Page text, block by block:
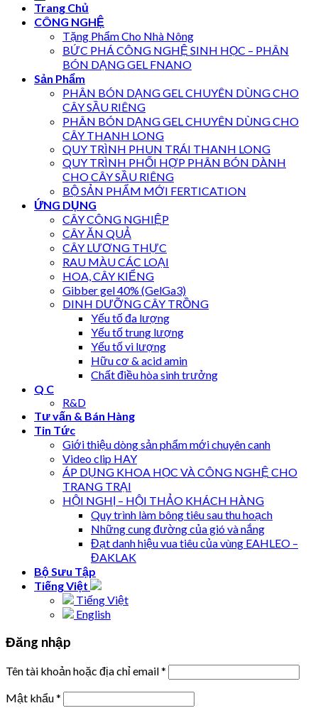
Trang Chủ
CÔNG NGHỆ
Tặng Phẩm Cho Nhà Nông
BỨC PHÁ CÔNG NGHỆ SINH HỌC – PHÂN
BÓN DẠNG GEL FNANO
Sản Phẩm
PHÂN BÓN DẠNG GEL CHUYÊN DÙNG CHO
CÂY SẦU RIÊNG
PHÂN BÓN DẠNG GEL CHUYÊN DÙNG CHO
CÂY THANH LONG
QUY TRÌNH PHUN TRÁI THANH LONG
QUY TRÌNH PHỐI HỢP PHÂN BÓN DÀNH
CHO CÂY SẦU RIÊNG
BỘ SẢN PHẨM MỚI FERTICATION
ỨNG DỤNG
CÂY CÔNG NGHIỆP
CÂY ĂN QUẢ
CÂY LƯƠNG THỰC
RAU MÀU CÁC LOẠI
HOA, CÂY KIỂNG
Gibber gel 40% (GelGa3)
DINH DƯỠNG CÂY TRỒNG
Yếu tố đa lượng
Yếu tố trung lượng
Yếu tố vi lượng
Hữu cơ & acid amin
Chất điều hòa sinh trưởng
Q C
R&D
Tư vấn & Bán Hàng
Tin Tức
Giới thiệu dòng sản phẩm mới chuyên canh
Video clip HAY
ÁP DỤNG KHOA HỌC VÀ CÔNG NGHỆ CHO
TRANG TRẠI
HỘI NGHỊ – HỘI THẢO KHÁCH HÀNG
Quy trình làm bông tiêu sau thu hoạch
Những cung đường của gió và nắng
Đạt danh hiệu vua tiêu của vùng EAHLEO –
ĐAKLAK
Bộ Sưu Tập
Tiếng Việt
Tiếng Việt
English
Đăng nhập
Tên tài khoản hoặc địa chỉ email*
Mật khẩu*